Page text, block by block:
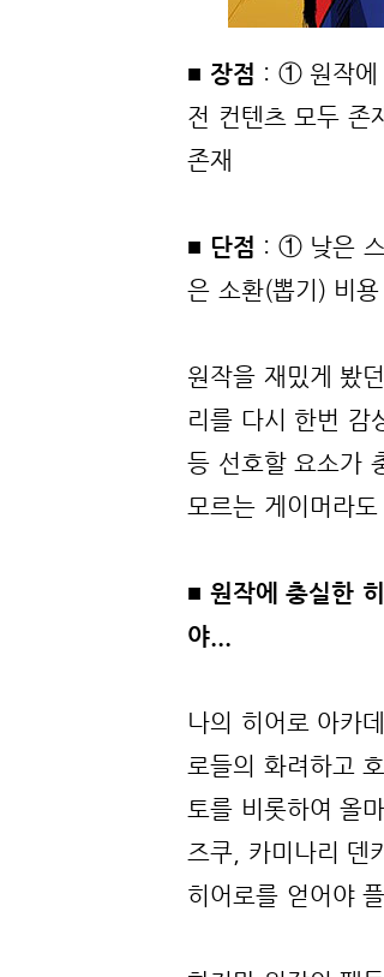
■ 장점 : ① 원작에
전 컨텐츠 모두 존
존재
■ 단점 : ① 낮은
은 소환(뽑기) 비용
원작을 재밌게 봤
리를 다시 한번 감
등 선호할 요소가
모르는 게이머라
■ 원작에 충실한
야...
나의 히어로 아카
로들의 화려하고
토를 비롯하여 올
즈쿠, 카미나리 덴
히어로를 얻어야